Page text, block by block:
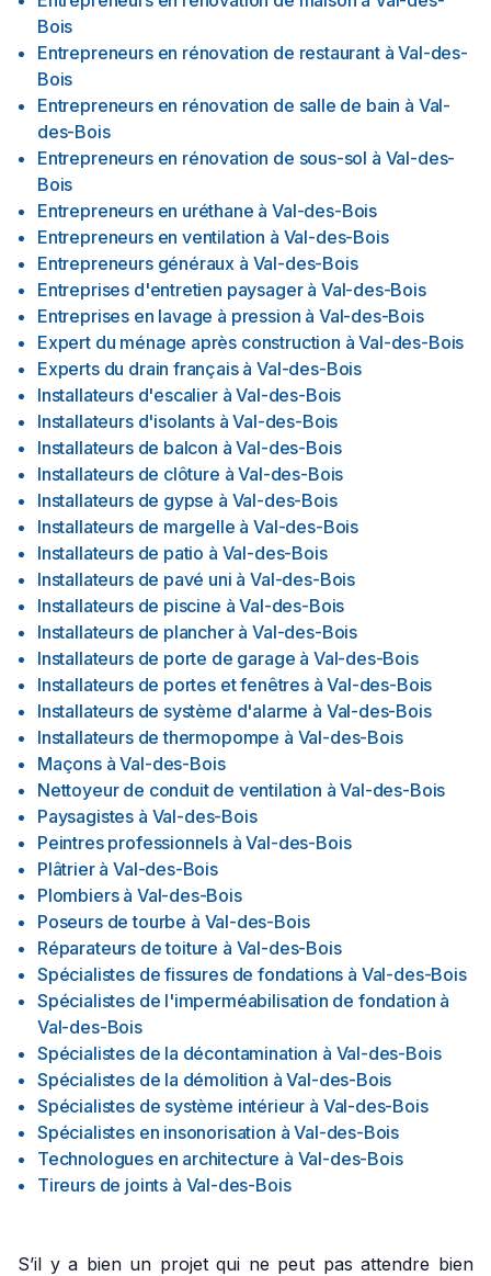
Bois
Entrepreneurs en rénovation de restaurant à Val-des-
Bois
Entrepreneurs en rénovation de salle de bain à Val-
des-Bois
Entrepreneurs en rénovation de sous-sol à Val-des-
Bois
Entrepreneurs en uréthane à Val-des-Bois
Entrepreneurs en ventilation à Val-des-Bois
Entrepreneurs généraux à Val-des-Bois
Entreprises d'entretien paysager à Val-des-Bois
Entreprises en lavage à pression à Val-des-Bois
Expert du ménage après construction à Val-des-Bois
Experts du drain français à Val-des-Bois
Installateurs d'escalier à Val-des-Bois
Installateurs d'isolants à Val-des-Bois
Installateurs de balcon à Val-des-Bois
Installateurs de clôture à Val-des-Bois
Installateurs de gypse à Val-des-Bois
Installateurs de margelle à Val-des-Bois
Installateurs de patio à Val-des-Bois
Installateurs de pavé uni à Val-des-Bois
Installateurs de piscine à Val-des-Bois
Installateurs de plancher à Val-des-Bois
Installateurs de porte de garage à Val-des-Bois
Installateurs de portes et fenêtres à Val-des-Bois
Installateurs de système d'alarme à Val-des-Bois
Installateurs de thermopompe à Val-des-Bois
Maçons à Val-des-Bois
Nettoyeur de conduit de ventilation à Val-des-Bois
Paysagistes à Val-des-Bois
Peintres professionnels à Val-des-Bois
Plâtrier à Val-des-Bois
Plombiers à Val-des-Bois
Poseurs de tourbe à Val-des-Bois
Réparateurs de toiture à Val-des-Bois
Spécialistes de fissures de fondations à Val-des-Bois
Spécialistes de l'imperméabilisation de fondation à
Val-des-Bois
Spécialistes de la décontamination à Val-des-Bois
Spécialistes de la démolition à Val-des-Bois
Spécialistes de système intérieur à Val-des-Bois
Spécialistes en insonorisation à Val-des-Bois
Technologues en architecture à Val-des-Bois
Tireurs de joints à Val-des-Bois
S’il y a bien un projet qui ne peut pas attendre bien